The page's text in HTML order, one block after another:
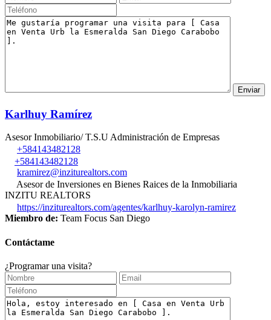
Karlhuy Ramírez
Asesor Inmobiliario/ T.S.U Administración de Empresas
+584143482128
+584143482128
kramirez@inziturealtors.com
Asesor de Inversiones en Bienes Raices de la Inmobiliaria
INZITU REALTORS
https://inziturealtors.com/agentes/karlhuy-karolyn-ramirez
Miembro de: Team Focus San Diego
Contáctame
¿Programar una visita?